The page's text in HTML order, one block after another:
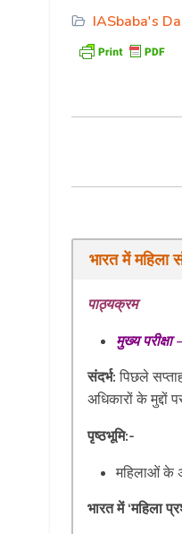
IASbaba's
भारत में महिला
पाठ्यक्रम
मुख्य परीक्षा
संदर्भ:पिछले
अधिकारों के मुद्दों
पृष्ठभूमि:-
महिलाओं के
भारत में ‘महिला